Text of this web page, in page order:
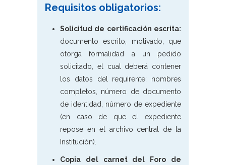
Requisitos obligatorios:
Solicitud de certificación escrita:
documento escrito, motivado, que
otorga formalidad a un pedido
solicitado, el cual deberá contener
los datos del requirente: nombres
completos, número de documento
de identidad, número de expediente
(en caso de que el expediente
repose en el archivo central de la
Institución).
Copia del carnet del Foro de